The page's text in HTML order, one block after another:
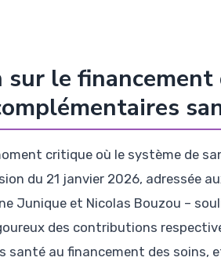
le financement
critique où le système de
du 21 janvier 2026, adressée
Junique et Nicolas Bouzou –
des contributions
santé au financement des soins,